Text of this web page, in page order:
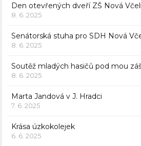
Den otevřených dveří ZŠ Nová
8. 6. 2025
Senátorská stuha pro SDH Nová
8. 6. 2025
Soutěž mladých hasičů pod mou
8. 6. 2025
Marta Jandová v J. Hradci
7. 6. 2025
Krása úzkokolejek
6. 6. 2025